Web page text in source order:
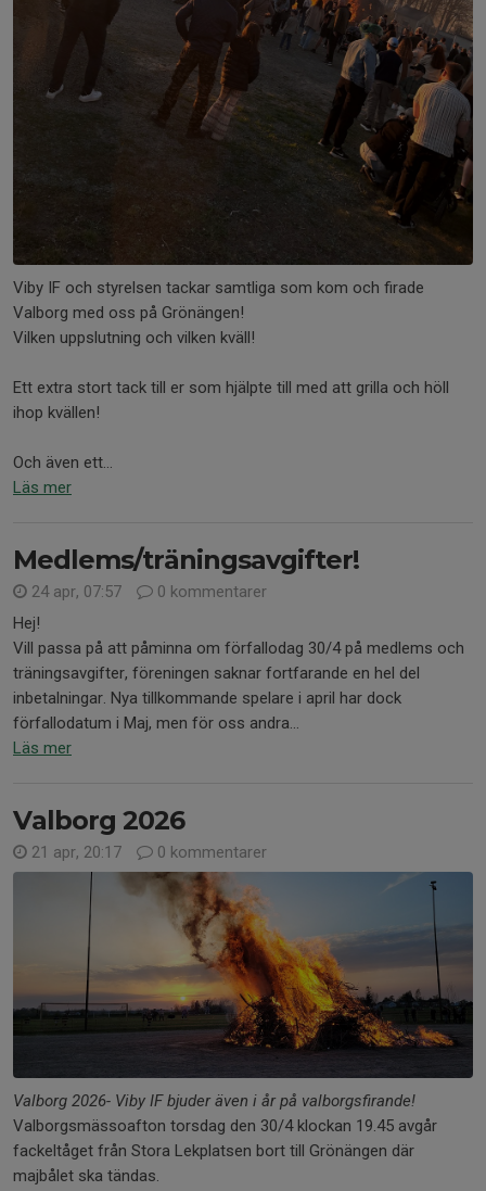
Viby IF och styrelsen tackar samtliga som kom och firade
Valborg med oss på Grönängen!
Vilken uppslutning och vilken kväll!
Ett extra stort tack till er som hjälpte till med att grilla och höll
ihop kvällen!
Och även ett...
Läs mer
Medlems/träningsavgifter!
24 apr, 07:57
0 kommentarer
Hej!
Vill passa på att påminna om förfallodag 30/4 på medlems och
träningsavgifter, föreningen saknar fortfarande en hel del
inbetalningar. Nya tillkommande spelare i april har dock
förfallodatum i Maj, men för oss andra...
Läs mer
Valborg 2026
21 apr, 20:17 0 kommentarer
Valborg 2026- Viby IF bjuder även i år på valborgsfirande!
Valborgsmässoafton torsdag den 30/4 klockan 19.45 avgår
fackeltåget från Stora Lekplatsen bort till Grönängen där
majbålet ska tändas.